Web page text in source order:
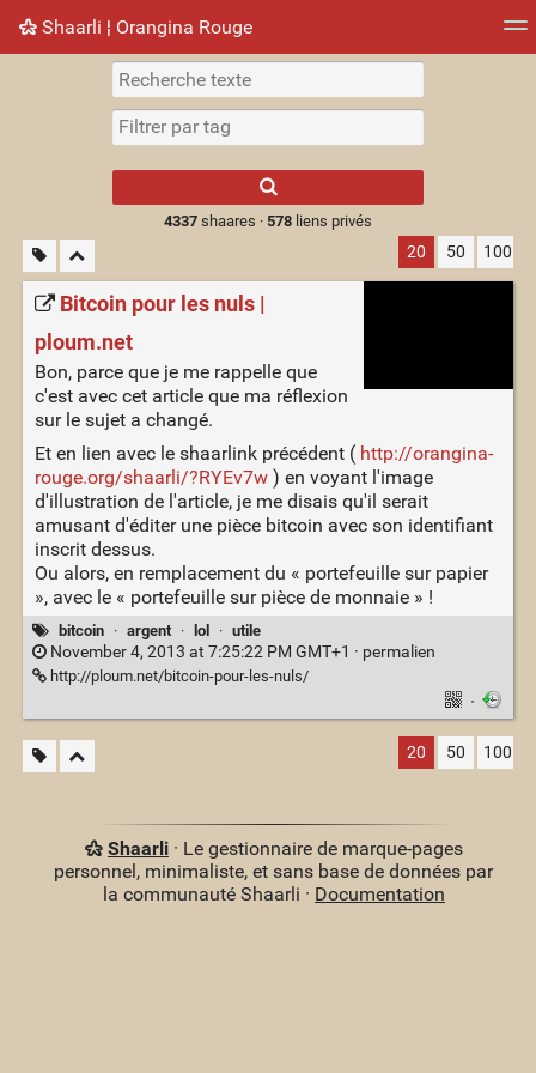
Shaarli ¦ Orangina Rouge
Nuage de tags Mur d'images
results.
4337shaares · 578liens privés
20 50 100
Bitcoin pour les nuls |
ploum.net
Bon, parce que je me rappelle que
c'est avec cet article que ma réflexion
sur le sujet a changé.
Et en lien avec le shaarlink précédent ( http://orangina-
rouge.org/shaarli/?RYEv7w) en voyant l'image
d'illustration de l'article, je me disais qu'il serait
amusant d'éditer une pièce bitcoin avec son identifiant
inscrit dessus.
Ou alors, en remplacement du « portefeuille sur papier
», avec le « portefeuille sur pièce de monnaie » !
bitcoin · argent · lol · utile
November 4, 2013 at 7:25:22 PM GMT+1 · permalien
http://ploum.net/bitcoin-pour-les-nuls/
·
20 50 100
Shaarli· Le gestionnaire de marque-pages
personnel, minimaliste, et sans base de données par
la communauté Shaarli · Documentation